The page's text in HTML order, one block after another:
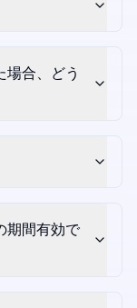
合、どう
期間有効で